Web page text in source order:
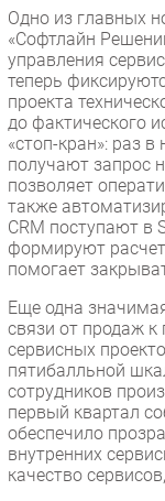
Одно из главных
«Софтлайн
управления
теперь
проекта
до фактического
«стоп-кран»: раз
получают запрос
позволяет
также
CRM поступают в
формируют
помогает
Еще одна
связи от продаж к
сервисных
пятибалльной
сотрудников
первый квартал
обеспечило
внутренних
качество